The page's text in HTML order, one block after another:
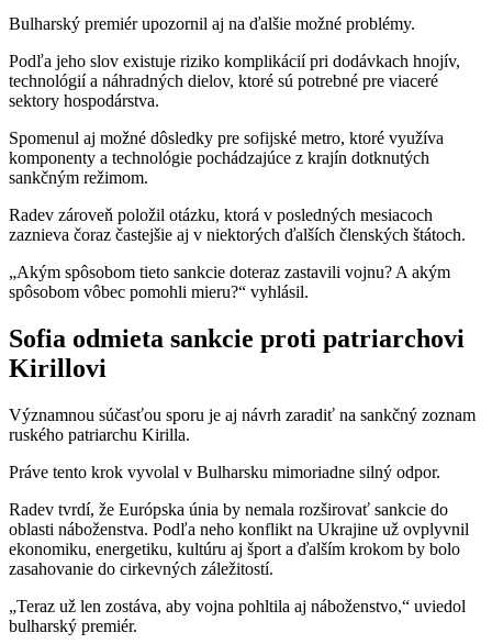
Bulharský premiér upozornil aj na ďalšie možné problémy.
Podľa jeho slov existuje riziko komplikácií pri dodávkach hnojív,
technológií a náhradných dielov, ktoré sú potrebné pre viaceré
sektory hospodárstva.
Spomenul aj možné dôsledky pre sofijské metro, ktoré využíva
komponenty a technológie pochádzajúce z krajín dotknutých
sankčným režimom.
Radev zároveň položil otázku, ktorá v posledných mesiacoch
zaznieva čoraz častejšie aj v niektorých ďalších členských štátoch.
„Akým spôsobom tieto sankcie doteraz zastavili vojnu? A akým
spôsobom vôbec pomohli mieru?“ vyhlásil.
Sofia odmieta sankcie proti patriarchovi
Kirillovi
Významnou súčasťou sporu je aj návrh zaradiť na sankčný zoznam
ruského patriarchu Kirilla.
Práve tento krok vyvolal v Bulharsku mimoriadne silný odpor.
Radev tvrdí, že Európska únia by nemala rozširovať sankcie do
oblasti náboženstva. Podľa neho konflikt na Ukrajine už ovplyvnil
ekonomiku, energetiku, kultúru aj šport a ďalším krokom by bolo
zasahovanie do cirkevných záležitostí.
„Teraz už len zostáva, aby vojna pohltila aj náboženstvo,“ uviedol
bulharský premiér.